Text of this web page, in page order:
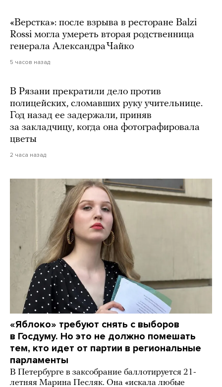
«Верстка»: после взрыва в ресторане Balzi
Rossi могла умереть вторая родственница
генерала Александра Чайко
5 часов назад
В Рязани прекратили дело против
полицейских, сломавших руку учительнице.
Год назад ее задержали, приняв
за закладчицу, когда она фотографировала
цветы
2 часа назад
«Яблоко» требуют снять с выборов
в Госдуму. Но это не должно помешать
тем, кто идет от партии в региональные
парламенты
В Петербурге в заксобрание баллотируется 21-
летняя Марина Песляк. Она «искала любые